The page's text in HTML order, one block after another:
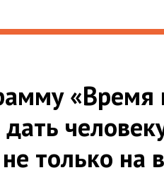
«Время
только на